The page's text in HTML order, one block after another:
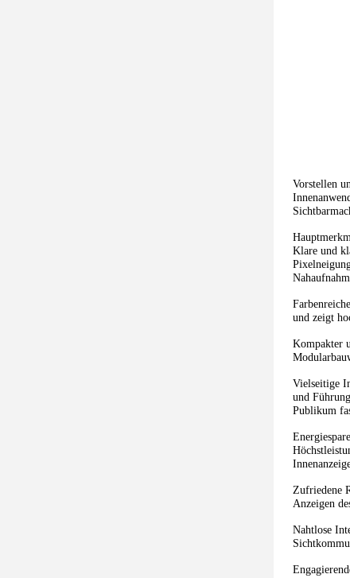
Vorstellen
Klare und
und zeigt
Kompakter
Vielseitige
und
Publikum
Zufriedene
Anzeigen
Nahtlose